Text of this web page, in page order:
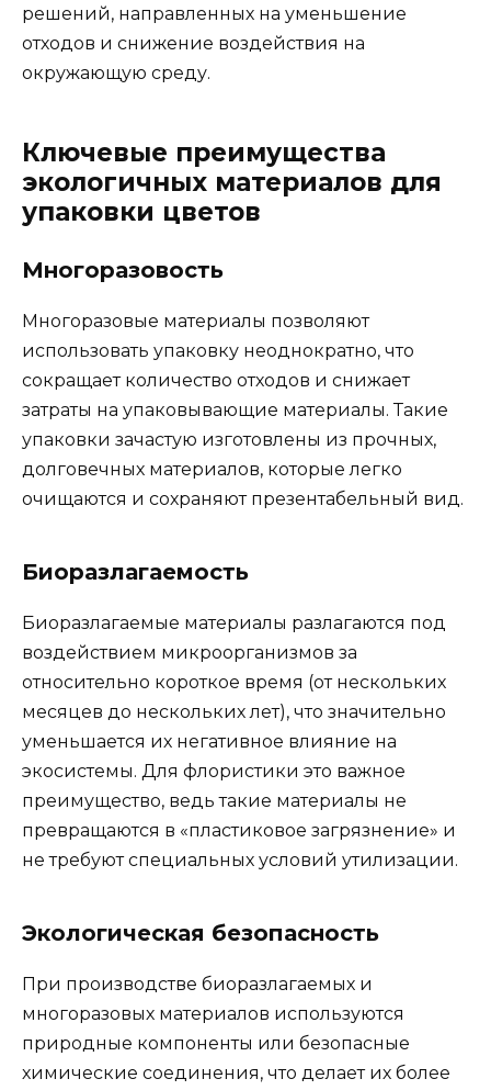
решений, направленных на уменьшение
отходов и снижение воздействия на
окружающую среду.
Ключевые преимущества
экологичных материалов для
упаковки цветов
Многоразовость
Многоразовые материалы позволяют
использовать упаковку неоднократно, что
сокращает количество отходов и снижает
затраты на упаковывающие материалы. Такие
упаковки зачастую изготовлены из прочных,
долговечных материалов, которые легко
очищаются и сохраняют презентабельный вид.
Биоразлагаемость
Биоразлагаемые материалы разлагаются под
воздействием микроорганизмов за
относительно короткое время (от нескольких
месяцев до нескольких лет), что значительно
уменьшается их негативное влияние на
экосистемы. Для флористики это важное
преимущество, ведь такие материалы не
превращаются в «пластиковое загрязнение» и
не требуют специальных условий утилизации.
Экологическая безопасность
При производстве биоразлагаемых и
многоразовых материалов используются
природные компоненты или безопасные
химические соединения, что делает их более